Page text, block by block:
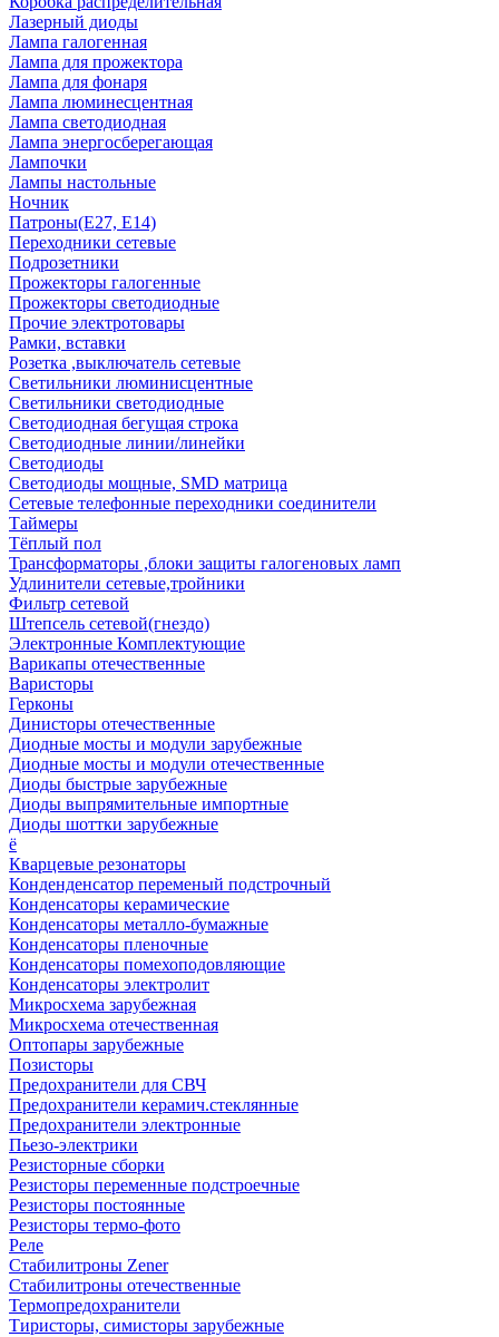
Лазерный диоды
Лампа галогенная
Лампа для прожектора
Лампа для фонаря
Лампа люминесцентная
Лампа светодиодная
Лампа энергосберегающая
Лампочки
Лампы настольные
Ночник
Патроны(Е27, Е14)
Переходники сетевые
Подрозетники
Прожекторы галогенные
Прожекторы светодиодные
Прочие электротовары
Рамки, вставки
Розетка ,выключатель сетевые
Светильники люминисцентные
Светильники светодиодные
Светодиодная бегущая строка
Светодиодные линии/линейки
Светодиоды
Светодиоды мощные, SMD матрица
Сетевые телефонные переходники соединители
Таймеры
Тёплый пол
Трансформаторы ,блоки защиты галогеновых ламп
Удлинители сетевые,тройники
Фильтр сетевой
Штепсель сетевой(гнездо)
Электронные Комплектующие
Варикапы отечественные
Варисторы
Герконы
Динисторы отечественные
Диодные мосты и модули зарубежные
Диодные мосты и модули отечественные
Диоды быстрые зарубежные
Диоды выпрямительные импортные
Диоды шоттки зарубежные
ё
Кварцевые резонаторы
Конденденсатор переменый подстрочный
Конденсаторы керамические
Конденсаторы металло-бумажные
Конденсаторы пленочные
Конденсаторы помехоподовляющие
Конденсаторы электролит
Микросхема зарубежная
Микросхема отечественная
Оптопары зарубежные
Позисторы
Предохранители для СВЧ
Предохранители керамич.стеклянные
Предохранители электронные
Пьезо-электрики
Резисторные сборки
Резисторы переменные подстроечные
Резисторы постоянные
Резисторы термо-фото
Реле
Стабилитроны Zener
Стабилитроны отечественные
Термопредохранители
Тиристоры, симисторы зарубежные